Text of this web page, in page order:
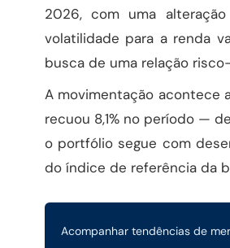
2026, com uma
volatilidade para a renda
busca de uma relação
A movimentação acontece
recuou 8,1% no período —
o portfólio segue com
do índice de referência da
Acompanhar tendências de